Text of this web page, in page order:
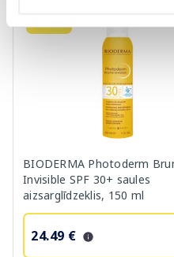
BIODERMA Photoderm
Invisible SPF 30+ saules
aizsarglīdzeklis, 150 ml
24.49 €